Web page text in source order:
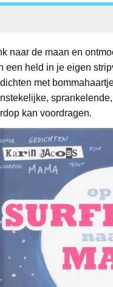
naar de maan en
een held in je eigen
met
kan voordragen.